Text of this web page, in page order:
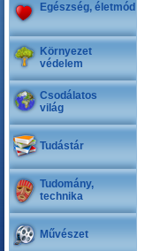
Egészség, életmód
Környezet
védelem
Csodálatos
világ
Tudástár
Tudomány,
technika
Művészet